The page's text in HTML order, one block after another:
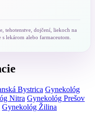
tehotenstve, dojčení, liekoch na
lekárom alebo farmaceutom.
Bystrica Gynekológ
Nitra Gynekológ Prešov
Gynekológ Žilina